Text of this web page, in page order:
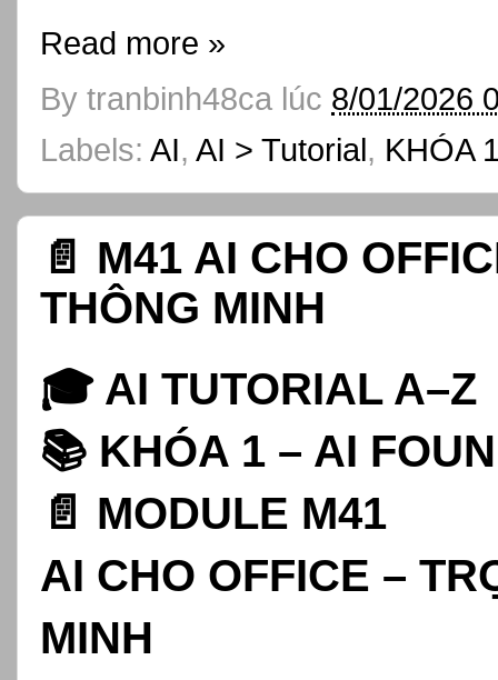
Read more »
By tranbinh48ca lúc 8/01/2026
Labels: AI, AI > Tutorial, KHÓA
📄 M41 AI CHO
THÔNG MINH
🎓 AI TUTORIAL A–Z
📚 KHÓA 1 – AI
📄 MODULE M41
AI CHO OFFICE –
MINH